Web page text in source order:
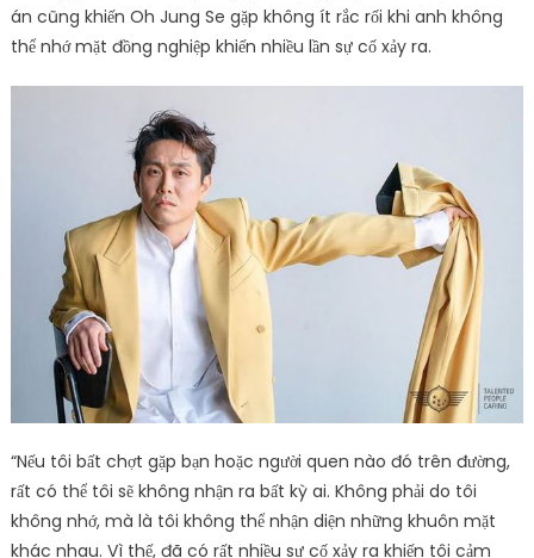
án cũng khiến Oh Jung Se gặp không ít rắc rối khi anh không
thể nhớ mặt đồng nghiệp khiến nhiều lần sự cố xảy ra.
“Nếu tôi bất chợt gặp bạn hoặc người quen nào đó trên đường,
rất có thể tôi sẽ không nhận ra bất kỳ ai. Không phải do tôi
không nhớ, mà là tôi không thể nhận diện những khuôn mặt
khác nhau. Vì thế, đã có rất nhiều sự cố xảy ra khiến tôi cảm